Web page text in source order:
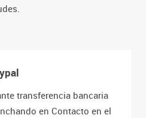
transferencia bancaria
en Contacto en el